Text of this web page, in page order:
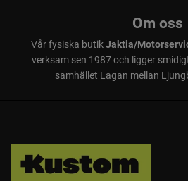
Om oss
Vår fysiska butikJaktia/
verksam sen 1987 och ligger
samhället Lagan mellan